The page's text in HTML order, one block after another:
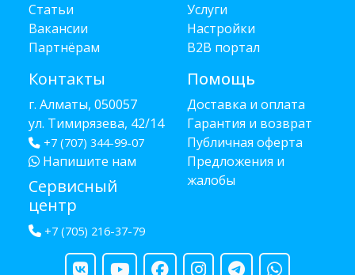
Статьи
Вакансии
Партнёрам
Контакты
г. Алматы, 050057
ул. Тимирязева, 42/14
+7 (707) 344-99-07
Напишите нам
Сервисный
центр
+7 (705) 216-37-79
Услуги
Настройки
B2B портал
Помощь
Доставка и оплата
Гарантия и возврат
Публичная оферта
Предложения и
жалобы